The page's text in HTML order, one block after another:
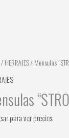
/ HERRAJES/ Mensulas
para ver precios